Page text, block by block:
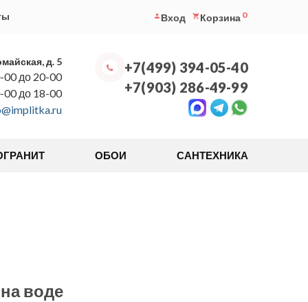
Вход Корзина 0
д. 5
до 20-00
00 до 18-00
+7(499) 394-05-40
+7(903) 286-49-99
ОБОИ САНТЕХНИКА
воде